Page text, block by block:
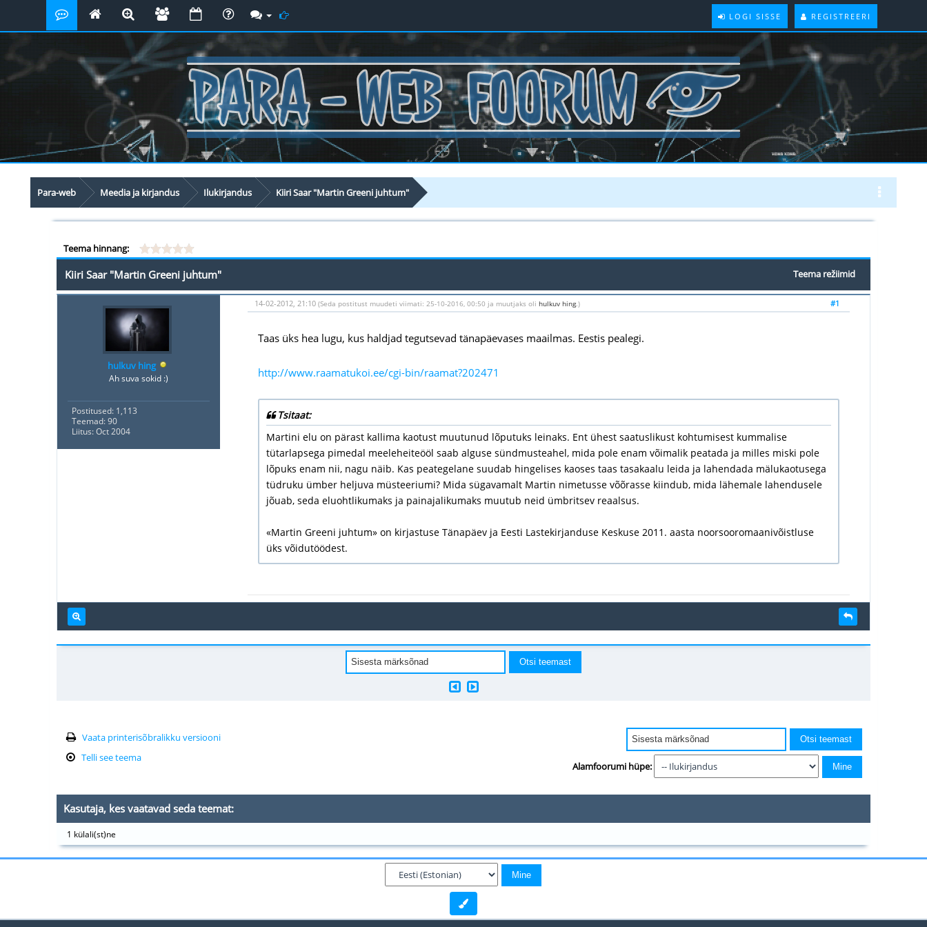
LOGI SISSE REGISTREERI
Para-web Meedia ja kirjandus Ilukirjandus Kiiri Saar "Martin Greeni juhtum"
Teema hinnang:
Teema režiimid
Kiiri Saar "Martin Greeni juhtum"
hulkuv hing
Ah suva sokid :)
Postitused: 1,113
Teemad: 90
Liitus: Oct 2004
#1
14-02-2012, 21:10 (Seda postitust muudeti viimati: 25-10-2016, 00:50 ja muutjaks oli hulkuv hing.)
Taas üks hea lugu, kus haldjad tegutsevad tänapäevases maailmas. Eestis pealegi.
http://www.raamatukoi.ee/cgi-bin/raamat?202471
Tsitaat:
Martini elu on pärast kallima kaotust muutunud lõputuks leinaks. Ent ühest saatuslikust kohtumisest kummalise
tütarlapsega pimedal meeleheiteööl saab alguse sündmusteahel, mida pole enam võimalik peatada ja milles miski pole
lõpuks enam nii, nagu näib. Kas peategelane suudab hingelises kaoses taas tasakaalu leida ja lahendada mälukaotusega
tüdruku ümber heljuva müsteeriumi? Mida sügavamalt Martin nimetusse võõrasse kiindub, mida lähemale lahendusele
jõuab, seda eluohtlikumaks ja painajalikumaks muutub neid ümbritsev reaalsus.
«Martin Greeni juhtum» on kirjastuse Tänapäev ja Eesti Lastekirjanduse Keskuse 2011. aasta noorsooromaanivõistluse
üks võidutöödest.
Vaata printerisõbralikku versiooni
Telli see teema
Alamfoorumi hüpe:
Kasutaja, kes vaatavad seda teemat:
1 külali(st)ne